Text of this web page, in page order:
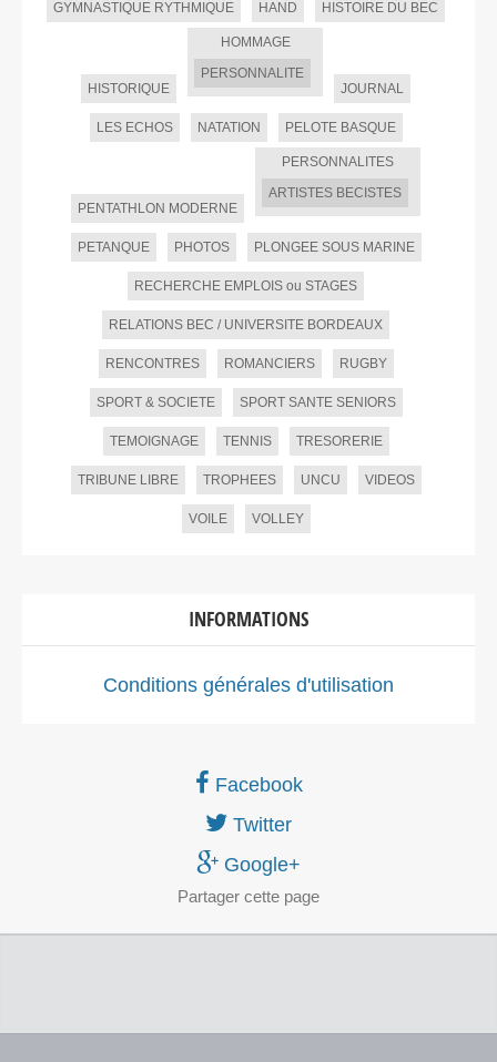
GYMNASTIQUE RYTHMIQUE HAND HISTOIRE DU BEC
HISTORIQUE
HOMMAGE
PERSONNALITE
JOURNAL
LES ECHOS NATATION PELOTE BASQUE
PENTATHLON MODERNE
PERSONNALITES
ARTISTES BECISTES
PETANQUE PHOTOS PLONGEE SOUS MARINE
RECHERCHE EMPLOIS ou STAGES
RELATIONS BEC / UNIVERSITE BORDEAUX
RENCONTRES ROMANCIERS RUGBY
SPORT & SOCIETE SPORT SANTE SENIORS
TEMOIGNAGE TENNIS TRESORERIE
TRIBUNE LIBRE TROPHEES UNCU VIDEOS
VOILE VOLLEY
INFORMATIONS
Conditions générales d'utilisation
Facebook
Twitter
Google+
Partager cette page